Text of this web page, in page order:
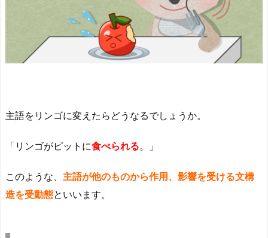
主語をリンゴに変えたらどうなるでしょうか。
「リンゴがピットに食べられる。」
このような、 主語が他のものから作用、影響を受ける文構
造を受動態といいます。